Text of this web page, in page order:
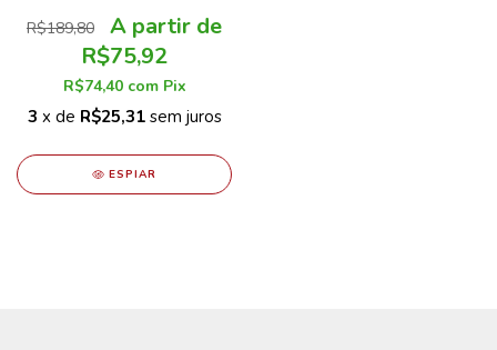
Objets Pour Etrennes
R$189,80
R$75,92
R$74,40 com Pix
3 x de R$25,31 sem juros
ESPIAR